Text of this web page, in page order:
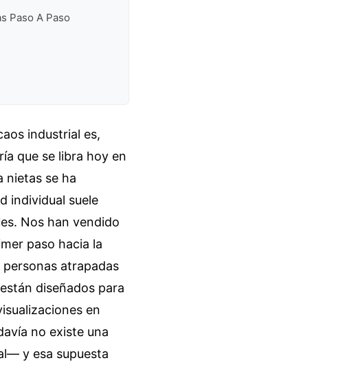
Paso A Paso
industrial es,
que se libra hoy en
nietas se ha
individual suele
Nos han vendido
paso hacia la
atrapadas
diseñados para
en
no existe una
y esa supuesta